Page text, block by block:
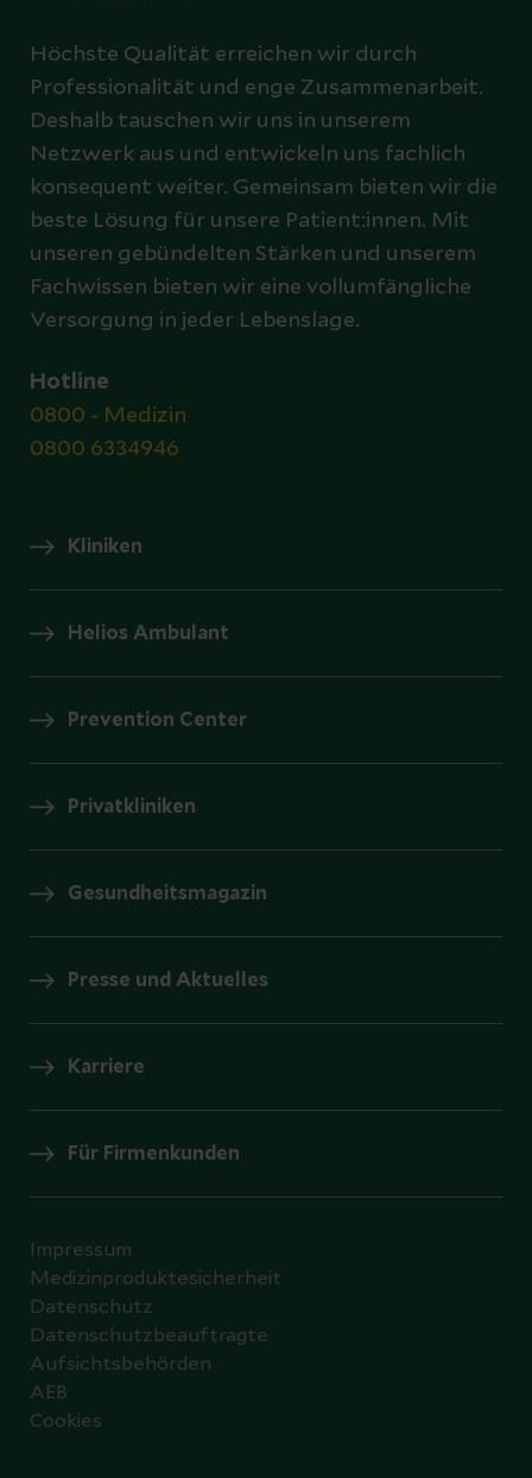
Höchste Qualität erreichen wir durch
Professionalität und enge Zusammenarbeit.
Deshalb tauschen wir uns in unserem
Netzwerk aus und entwickeln uns fachlich
konsequent weiter. Gemeinsam bieten wir die
beste Lösung für unsere Patient:innen. Mit
unseren gebündelten Stärken und unserem
Fachwissen bieten wir eine vollumfängliche
Versorgung in jeder Lebenslage.
Hotline
0800 - Medizin
0800 6334946
Kliniken
Helios Ambulant
Prevention Center
Privatkliniken
Gesundheitsmagazin
Presse und Aktuelles
Karriere
Für Firmenkunden
Impressum
Medizinproduktesicherheit
Datenschutz
Datenschutzbeauftragte
Aufsichtsbehörden
AEB
Cookies